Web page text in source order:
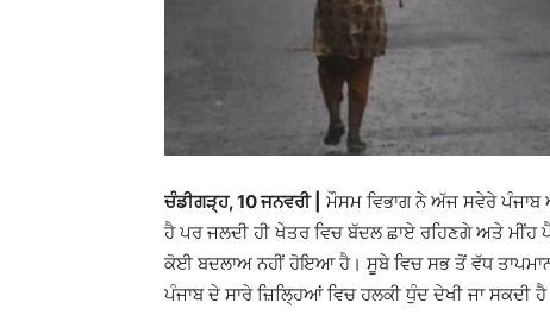
ਚੰਡੀਗੜ੍ਹ, 10 ਜਨਵਰੀ |
ਮੌਸਮ ਵਿਭਾਗ ਨੇ ਅੱਜ ਸਵੇਰੇ ਪੰਜਾਬ
ਹੈ ਪਰ ਜਲਦੀ ਹੀ ਖੇਤਰ ਵਿਚ ਬੱਦਲ ਛਾਏ ਰਹਿਣਗੇ ਅਤੇ ਮੀਂਹ
ਕੋਈ ਬਦਲਾਅ ਨਹੀਂ ਹੋਇਆ ਹੈ। ਸੂਬੇ ਵਿਚ ਸਭ ਤੋਂ ਵੱਧ
ਪੰਜਾਬ ਦੇ ਸਾਰੇ ਜ਼ਿਲ੍ਹਿਆਂ ਵਿਚ ਹਲਕੀ ਧੁੰਦ ਦੇਖੀ ਜਾ ਸਕਦੀ